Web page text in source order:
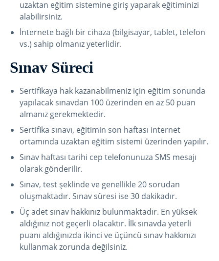
uzaktan eğitim sistemine giriş yaparak eğitiminizi
alabilirsiniz.
İnternete bağlı bir cihaza (bilgisayar, tablet, telefon
vs.) sahip olmanız yeterlidir.
Sınav Süreci
Sertifikaya hak kazanabilmeniz için eğitim sonunda
yapılacak sınavdan 100 üzerinden en az 50 puan
almanız gerekmektedir.
Sertifika sınavı, eğitimin son haftası internet
ortamında uzaktan eğitim sistemi üzerinden yapılır.
Sınav haftası tarihi cep telefonunuza SMS mesajı
olarak gönderilir.
Sınav, test şeklinde ve genellikle 20 sorudan
oluşmaktadır. Sınav süresi ise 30 dakikadır.
Üç adet sınav hakkınız bulunmaktadır. En yüksek
aldığınız not geçerli olacaktır. İlk sınavda yeterli
puanı aldığınızda ikinci ve üçüncü sınav hakkınızı
kullanmak zorunda değilsiniz.